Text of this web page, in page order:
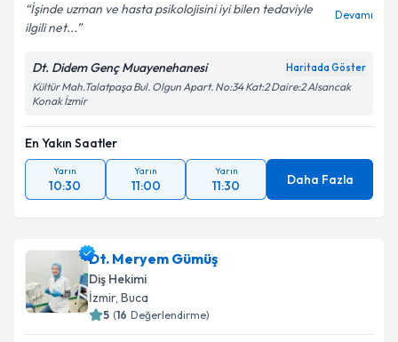
İşinde uzman ve hasta psikolojisini iyi bilen tedaviyle
ilgili net...
Devamı
Dt. Didem Genç Muayenehanesi Haritada Göster
Kültür Mah.Talatpaşa Bul. Olgun Apart. No:34 Kat:2 Daire:2 Alsancak
Konak İzmir
En Yakın Saatler
Yarın
10:30
Yarın
11:00
Yarın
11:30 Daha Fazla
Dt. Meryem Gümüş
Diş Hekimi
İzmir, Buca
5 (16 Değerlendirme)